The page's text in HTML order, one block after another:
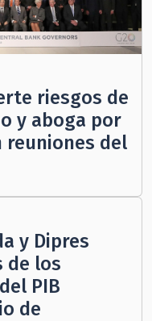
riesgos de
y aboga por
reuniones del
y Dipres
de los
PIB
de